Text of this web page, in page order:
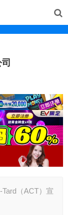
（ACT）宣